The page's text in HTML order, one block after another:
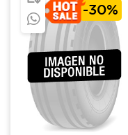
-30%